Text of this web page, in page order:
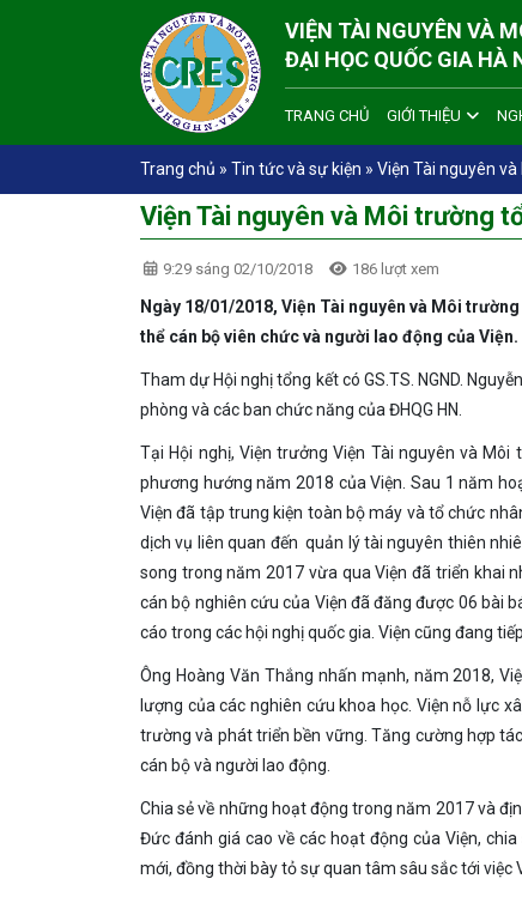
VIỆN TÀI NGUYÊN VÀ
ĐẠI HỌC QUỐC GIA HÀ
TRANG CHỦ GIỚI THIỆU
Trang chủ » Tin tức và sự kiện » Viện Tài nguyên
Viện Tài nguyên và Môi trường
9:29 sáng 02/10/2018 186 lượt xem
Ngày 18/01/2018, Viện Tài nguyên và Môi
thể cán bộ viên chức và người lao động của Viện.
Tham dự Hội nghị tổng kết có GS.TS. NGND.
phòng và các ban chức năng của ĐHQG HN.
Tại Hội nghị, Viện trưởng Viện Tài nguyên và
phương hướng năm 2018 của Viện. Sau 1 năm
Viện đã tập trung kiện toàn bộ máy và tổ chức
dịch vụ liên quan đến quản lý tài nguyên thiên
song trong năm 2017 vừa qua Viện đã triển khai
cán bộ nghiên cứu của Viện đã đăng được 06 bài
cáo trong các hội nghị quốc gia. Viện cũng đang
Ông Hoàng Văn Thắng nhấn mạnh, năm 2018,
lượng của các nghiên cứu khoa học. Viện nỗ lực
trường và phát triển bền vững. Tăng cường hợp
cán bộ và người lao động.
Chia sẻ về những hoạt động trong năm 2017 và
Đức đánh giá cao về các hoạt động của Viện,
mới, đồng thời bày tỏ sự quan tâm sâu sắc tới